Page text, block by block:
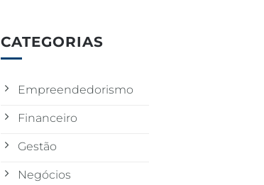
CATEGORIAS
Empreendedorismo
Financeiro
Gestão
Negócios